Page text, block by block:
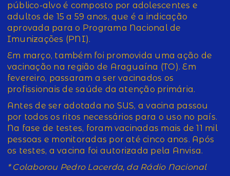
público-alvo é composto por adolescentes e
adultos de 15 a 59 anos, que é a indicação
aprovada para o Programa Nacional de
Imunizações (PNI).
Em março, também foi promovida uma ação de
vacinação na região de Araguaína (TO). Em
fevereiro, passaram a ser vacinados os
profissionais de saúde da atenção primária.
Antes de ser adotada no SUS, a vacina passou
por todos os ritos necessários para o uso no país.
Na fase de testes, foram vacinadas mais de 11 mil
pessoas e monitoradas por até cinco anos. Após
os testes, a vacina foi autorizada pela Anvisa.
* Colaborou Pedro Lacerda, da Rádio Nacional